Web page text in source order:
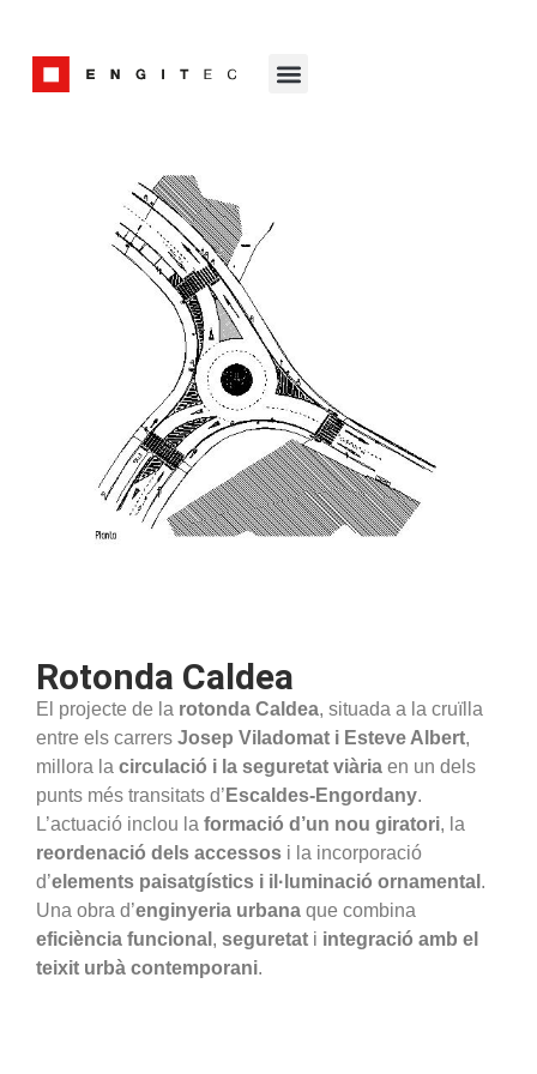
Rotonda Caldea
El projecte de la rotonda Caldea, situada a la cruïlla
entre els carrers Josep Viladomat i Esteve Albert,
millora la circulació i la seguretat viària en un dels
punts més transitats d’ Escaldes-Engordany.
L’actuació inclou la formació d’un nou giratori, la
reordenació dels accessos i la incorporació
d’elements paisatgístics i il·luminació ornamental .
Una obra d’enginyeria urbana que combina
eficiència funcional , seguretat i integració amb el
teixit urbà contemporani.